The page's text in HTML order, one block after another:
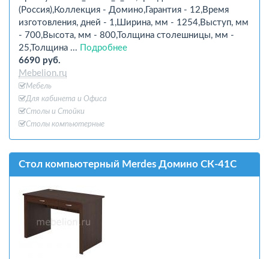
(Россия),Коллекция - Домино,Гарантия - 12,Время
изготовления, дней - 1,Ширина, мм - 1254,Выступ, мм
- 700,Высота, мм - 800,Толщина столешницы, мм -
25,Толщина ...
Подробнее
6690 руб.
Mebelion.ru
Мебель
Для кабинета и Офиcа
Столы и Стойки
Столы компьютерные
Стол компьютерный Merdes Домино СК-41С